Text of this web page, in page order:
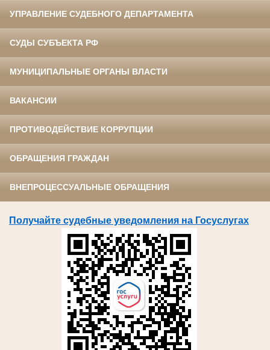
УПРАВЛЕНИЕ СУДЕБНОГО ДЕПАРТАМЕНТА
СУДЫ СУБЪЕКТА РФ
МУНИЦИПАЛЬНЫЕ ОРГАНЫ ВЛАСТИ
ВАКАНСИИ
ПРОТИВОДЕЙСТВИЕ КОРРУПЦИИ
ОБРАЩЕНИЯ ГРАЖДАН
ВНЕПРОЦЕССУАЛЬНЫЕ ОБРАЩЕНИЯ
Получайте судебные уведомления на Госуслугах